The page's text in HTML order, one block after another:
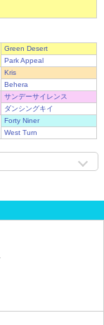
Green Desert
Park Appeal
Kris
Behera
サンデーサイレンス
ダンシングキイ
Forty Niner
West Turn